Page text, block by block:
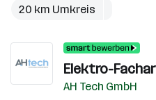
20 km Umkreis
Elektro-
AH Tech GmbH